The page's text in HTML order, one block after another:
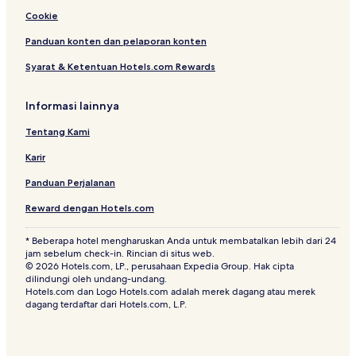
Cookie
Panduan konten dan pelaporan konten
Syarat & Ketentuan Hotels.com Rewards
Informasi lainnya
Tentang Kami
Karir
Panduan Perjalanan
Reward dengan Hotels.com
* Beberapa hotel mengharuskan Anda untuk membatalkan lebih dari 24
jam sebelum check-in. Rincian di situs web.
© 2026 Hotels.com, LP., perusahaan Expedia Group. Hak cipta
dilindungi oleh undang-undang.
Hotels.com dan Logo Hotels.com adalah merek dagang atau merek
dagang terdaftar dari Hotels.com, L.P.